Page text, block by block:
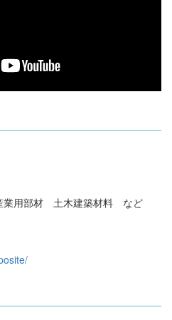
用部材 土木建築材料 など